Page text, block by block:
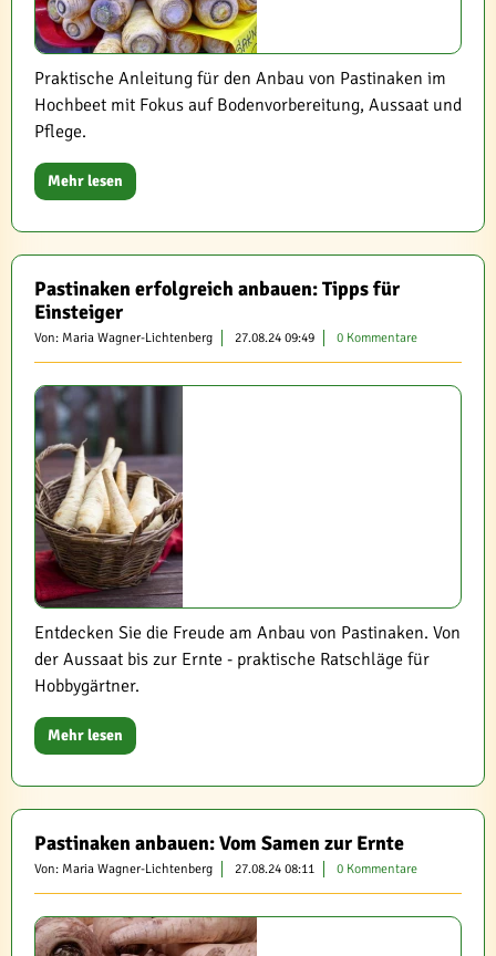
Praktische Anleitung für den Anbau von Pastinaken im
Hochbeet mit Fokus auf Bodenvorbereitung, Aussaat und
Pflege.
Mehr lesen
Pastinaken erfolgreich anbauen: Tipps für
Einsteiger
Von: Maria Wagner-Lichtenberg 27.08.24 09:49 0 Kommentare
Entdecken Sie die Freude am Anbau von Pastinaken. Von
der Aussaat bis zur Ernte - praktische Ratschläge für
Hobbygärtner.
Mehr lesen
Pastinaken anbauen: Vom Samen zur Ernte
Von: Maria Wagner-Lichtenberg 27.08.24 08:11 0 Kommentare